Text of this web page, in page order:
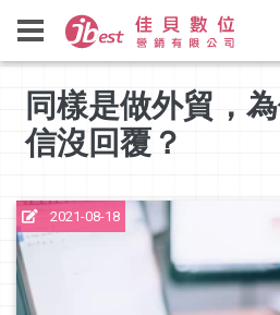
同樣是做外貿，
信沒回覆？
2021-08-18